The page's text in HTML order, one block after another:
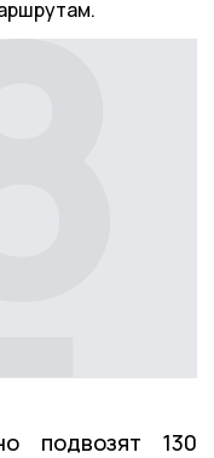
подвозят 130